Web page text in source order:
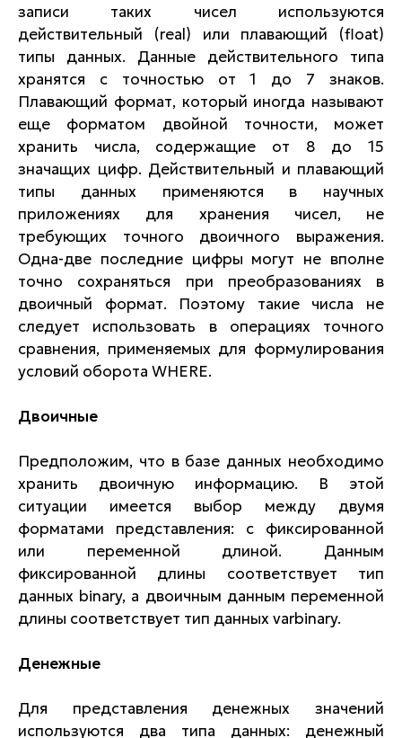
записи таких чисел используются
действительный (real) или плавающий (float)
типы данных. Данные действительного типа
хранятся с точностью от 1 до 7 знаков.
Плавающий формат, который иногда называют
еще форматом двойной точности, может
хранить числа, содержащие от 8 до 15
значащих цифр. Действительный и плавающий
типы данных применяются в научных
приложениях для хранения чисел, не
требующих точного двоичного выражения.
Одна-две последние цифры могут не вполне
точно сохраняться при преобразованиях в
двоичный формат. Поэтому такие числа не
следует использовать в операциях точного
сравнения, применяемых для формулирования
условий оборота WHERE.
Двоичные
Предположим, что в базе данных необходимо
хранить двоичную информацию. В этой
ситуации имеется выбор между двумя
форматами представления: c фиксированной
или переменной длиной. Данным
фиксированной длины соответствует тип
данных binary, а двоичным данным переменной
длины соответствует тип данных varbinary.
Денежные
Для представления денежных значений
используются два типа данных: денежный